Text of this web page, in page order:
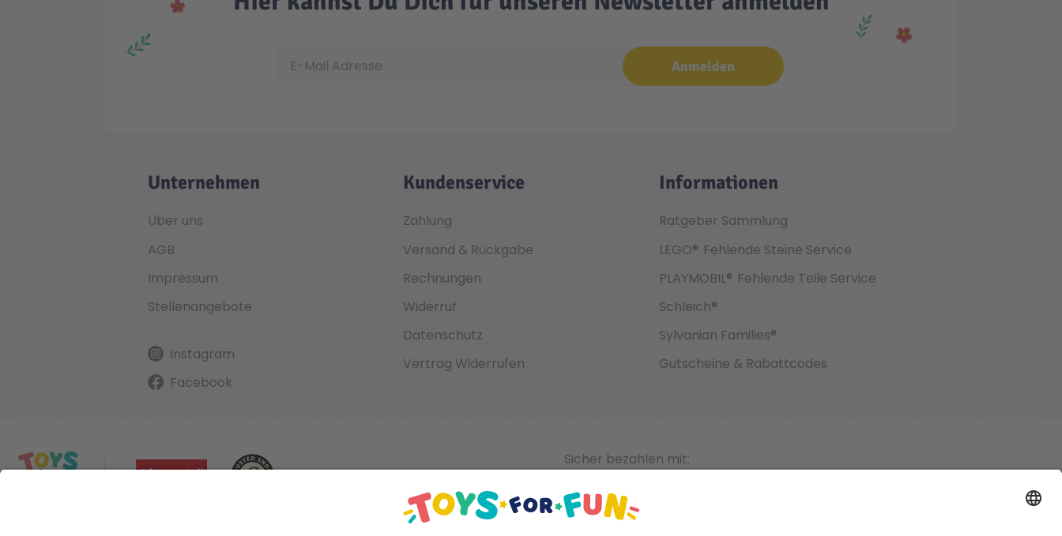
Anmelden
Unternehmen
Über uns
AGB
Impressum
Stellenangebote
Instagram
Facebook
Kundenservice
Zahlung
Versand & Rückgabe
Rechnungen
Widerruf
Datenschutz
Vertrag Widerrufen
Informationen
Ratgeber Sammlung
LEGO® Fehlende Steine Service
PLAYMOBIL® Fehlende Teile Service
Schleich®
Sylvanian Families®
Gutscheine & Rabattcodes
Sicher bezahlen mit: